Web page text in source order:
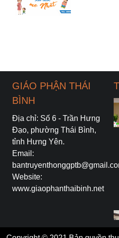
GIÁO PHẬN THÁI
BÌNH
Địa chỉ: Số 6 - Trần Hưng
Đạo, phường Thái Bình,
tỉnh Hưng Yên.
Email:
Website:
www.giaophanthaibinh.net